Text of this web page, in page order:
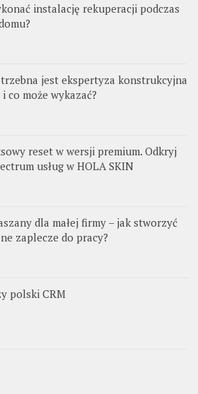
instalację rekuperacji podczas
jest ekspertyza konstrukcyjna
co może wykazać?
reset w wersji premium. Odkryj
usług w HOLA SKIN
dla małej firmy – jak stworzyć
zaplecze do pracy?
polski CRM